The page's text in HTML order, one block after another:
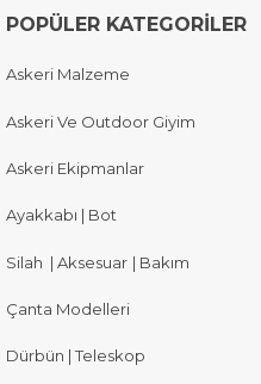
POPÜLER KATEGORİLER
Askeri Malzeme
Askeri Ve Outdoor Giyim
Askeri Ekipmanlar
Ayakkabı | Bot
Silah | Aksesuar | Bakım
Çanta Modelleri
Dürbün | Teleskop